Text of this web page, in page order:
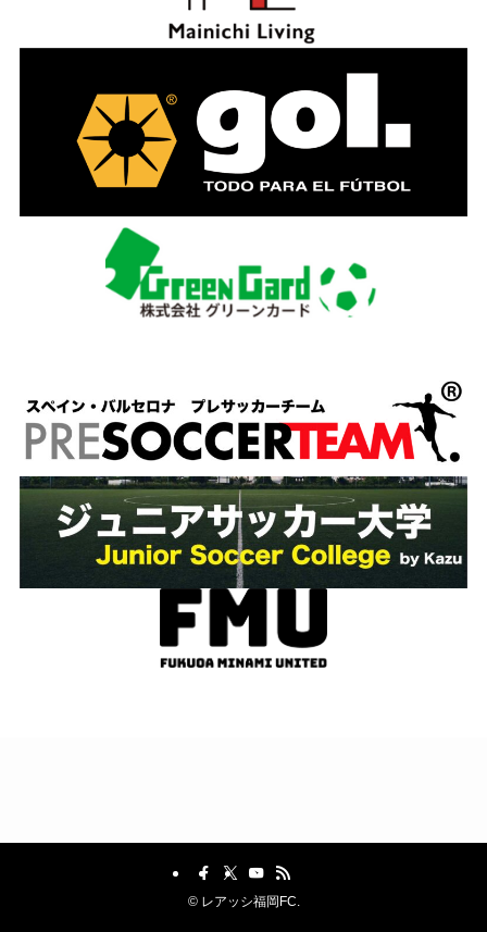
©レアッシ福岡FC.